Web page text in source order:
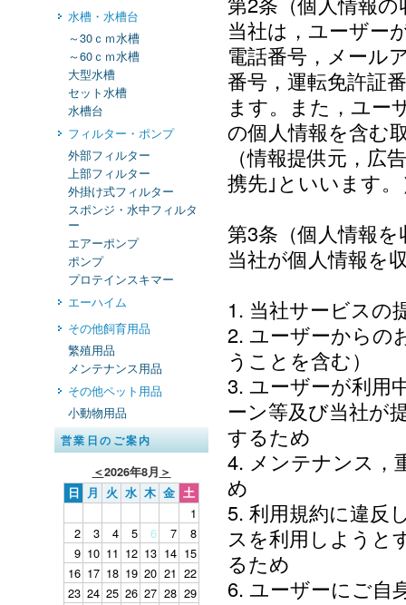
水槽・水槽台
～30ｃｍ水槽
～60ｃｍ水槽
大型水槽
セット水槽
水槽台
フィルター・ポンプ
外部フィルター
上部フィルター
外掛け式フィルター
スポンジ・水中フィルタ
ー
エアーポンプ
ポンプ
プロテインスキマー
エーハイム
その他飼育用品
繁殖用品
メンテナンス用品
その他ペット用品
小動物用品
営業日のご案内
＜2026年8月 ＞
日
月 火 水 木 金 土
1
2
3 4 5 6 7
8
9 10 11 12 13 14 15
16 17 18 19 20 21 22
23 24 25 26 27 28 29
当社は，ユーザー
電話番号，メール
番号，運転免許証
ます。また，ユー
の個人情報を含む
（情報提供元，広
携先｣といいます
第3条（個人情報
当社が個人情報を
1. 当社サービスの
2. ユーザーからの
うことを含む）
3. ユーザーが利用
ーン等及び当社が
するため
4. メンテナンス，
め
5. 利用規約に違反
スを利用しようと
るため
6. ユーザーにご自